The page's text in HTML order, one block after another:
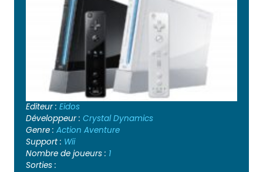
Editeur : Eidos
Développeur : Crystal Dynamics
Genre : Action Aventure
Support : Wii
Nombre de joueurs : 1
Sorties :